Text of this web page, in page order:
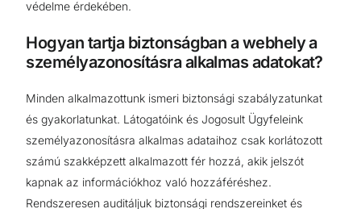
védelme érdekében.
Hogyan tartja biztonságban a webhely a
személyazonosításra alkalmas adatokat?
Minden alkalmazottunk ismeri biztonsági szabályzatunkat
és gyakorlatunkat. Látogatóink és Jogosult Ügyfeleink
személyazonosításra alkalmas adataihoz csak korlátozott
számú szakképzett alkalmazott fér hozzá, akik jelszót
kapnak az információkhoz való hozzáféréshez.
Rendszeresen auditáljuk biztonsági rendszereinket és